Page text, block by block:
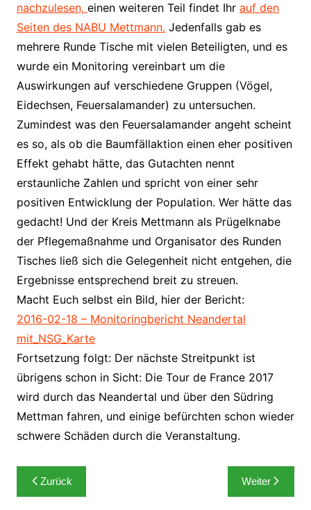
nachzulesen, einen weiteren Teil findet Ihr auf den
Seiten des NABU Mettmann. Jedenfalls gab es
mehrere Runde Tische mit vielen Beteiligten, und es
wurde ein Monitoring vereinbart um die
Auswirkungen auf verschiedene Gruppen (Vögel,
Eidechsen, Feuersalamander) zu untersuchen.
Zumindest was den Feuersalamander angeht scheint
es so, als ob die Baumfällaktion einen eher positiven
Effekt gehabt hätte, das Gutachten nennt
erstaunliche Zahlen und spricht von einer sehr
positiven Entwicklung der Population. Wer hätte das
gedacht! Und der Kreis Mettmann als Prügelknabe
der Pflegemaßnahme und Organisator des Runden
Tisches ließ sich die Gelegenheit nicht entgehen, die
Ergebnisse entsprechend breit zu streuen.
Macht Euch selbst ein Bild, hier der Bericht:
2016-02-18 – Monitoringbericht Neandertal
mit_NSG_Karte
Fortsetzung folgt: Der nächste Streitpunkt ist
übrigens schon in Sicht: Die Tour de France 2017
wird durch das Neandertal und über den Südring
Mettman fahren, und einige befürchten schon wieder
schwere Schäden durch die Veranstaltung.
Beitragsnavigation
Zurück Weiter